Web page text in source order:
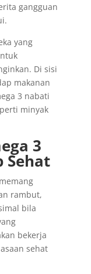
gangguan
yang
Di sisi
makanan
3 nabati
minyak
3
Sehat
rambut,
bila
bekerja
sehat